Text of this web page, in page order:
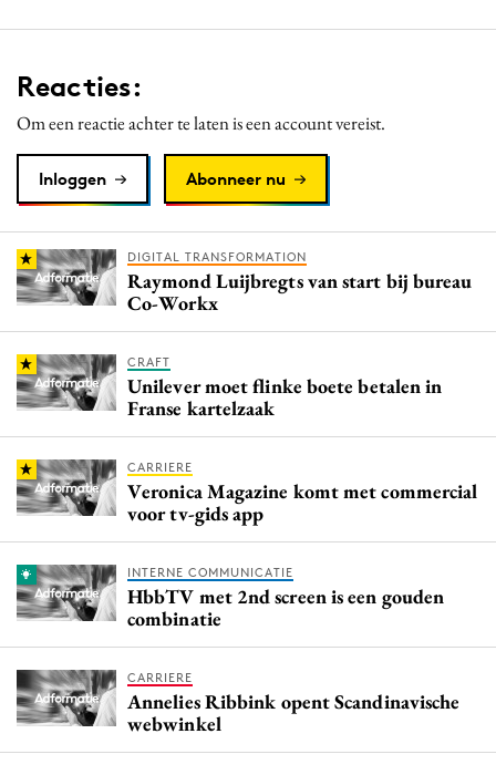
Reacties:
Om een reactie achter te laten is een account vereist.
Inloggen Abonneer nu
DIGITAL TRANSFORMATION
Raymond Luijbregts van start bij bureau
Co-Workx
CRAFT
Unilever moet flinke boete betalen in
Franse kartelzaak
CARRIERE
Veronica Magazine komt met commercial
voor tv-gids app
INTERNE COMMUNICATIE
HbbTV met 2nd screen is een gouden
combinatie
CARRIERE
Annelies Ribbink opent Scandinavische
webwinkel